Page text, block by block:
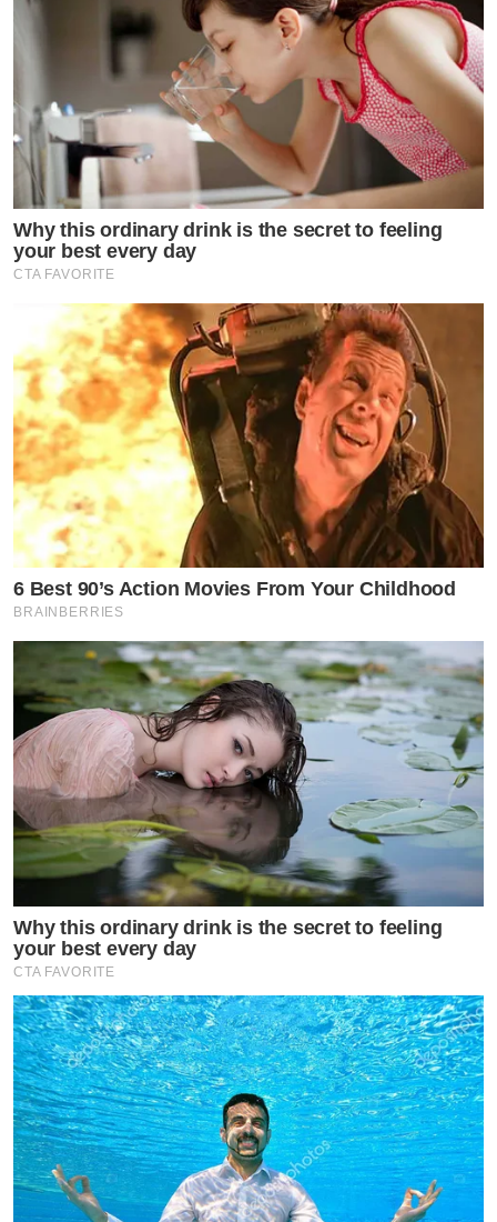
Why this ordinary drink is the secret to feeling
your best every day
CTA FAVORITE
6 Best 90’s Action Movies From Your Childhood
BRAINBERRIES
Why this ordinary drink is the secret to feeling
your best every day
CTA FAVORITE